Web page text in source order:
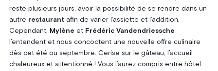
reste plusieurs jours, avoir la possibilité de se rendre dans un
autre restaurant afin de varier l’assiette et l’addition.
Cependant,
Mylène et Frédéric Vandendriessche
l’entendent et nous concoctent une nouvelle offre culinaire
dès cet été ou septembre. Cerise sur le gâteau, l’accueil
chaleureux et attentionné ! Vous l’aurez compris entre hôtel